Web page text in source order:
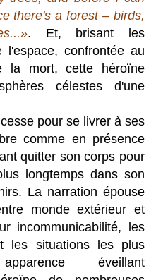
there's a forest – birds,
». Et, brisant les
confrontée au
mort, cette héroïne
célestes d'une
pour se livrer à ses
comme en présence
quitter son corps pour
longtemps dans son
La narration épouse
monde extérieur et
incommunicabilité, l es
les situations les plus
éveillant